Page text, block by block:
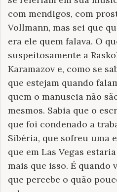
com mendigos, com
Vollmann, mas sei que
era ele quem falava. O
suspeitosamente a
Karamazov e, como se
que estejam quando
quem o manuseia não
mesmos. Sabia que o
que foi condenado a
Sibéria, que sofreu uma
que em Las Vegas
mais que isso. É quando
que percebe o quão